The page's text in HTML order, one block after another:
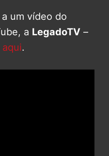
um vídeo do
a LegadoTV –
.